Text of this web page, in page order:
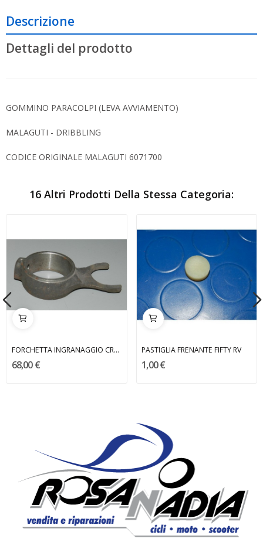
Descrizione
Dettagli del prodotto
GOMMINO PARACOLPI (LEVA AVVIAMENTO)
MALAGUTI - DRIBBLING
CODICE ORIGINALE MALAGUTI 6071700
16 Altri Prodotti Della Stessa Categoria:
FORCHETTA INGRANAGGIO CROSS 50 BENELLI
68,00 €
PASTIGLIA FRENANTE FIFTY RV
1,00 €